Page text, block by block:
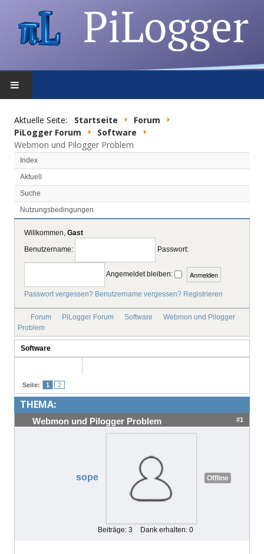
FEATURES
DOWNLOAD
FORUM
SHOP
DATENSCHUTZ
IMPRESSUM
Aktuelle Seite: Startseite
Forum
PiLogger Forum
Software
Webmon und Pilogger Problem
Index
Aktuell
Suche
Nutzungsbedingungen
Willkommen, Gast
Benutzername: Passwort:
Angemeldet bleiben:
Passwort vergessen? Benutzername vergessen? Registrieren
Forum PiLogger Forum Software
Webmon und Pilogger
Problem
Software
Seite: 1 2
THEMA:
Webmon und Pilogger Problem #1
sope Offline
Beiträge: 3 Dank erhalten: 0